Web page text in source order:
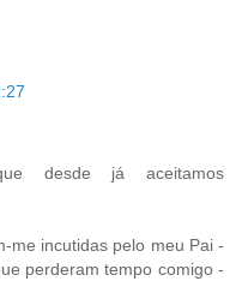
desde já aceitamos
me incutidas pelo meu Pai -
perderam tempo comigo -